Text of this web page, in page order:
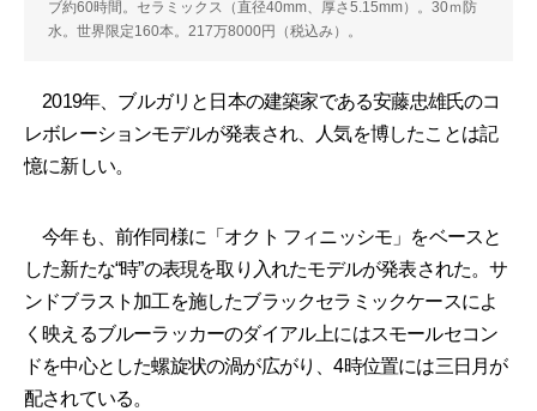
ブ約60時間。セラミックス（直径40mm、厚さ5.15mm）。30ｍ防
水。世界限定160本。217万8000円（税込み）。
2019年、ブルガリと日本の建築家である安藤忠雄氏のコ
レボレーションモデルが発表され、人気を博したことは記
憶に新しい。
今年も、前作同様に「オクト フィニッシモ」をベースと
した新たな“時”の表現を取り入れたモデルが発表された。サ
ンドブラスト加工を施したブラックセラミックケースによ
く映えるブルーラッカーのダイアル上にはスモールセコン
ドを中心とした螺旋状の渦が広がり、4時位置には三日月が
配されている。